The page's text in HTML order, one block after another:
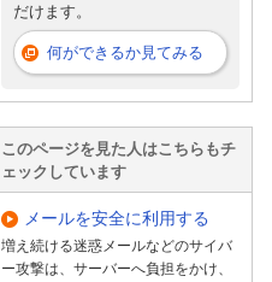
だけます。
何ができるか見てみる
このページを見た人はこちらもチ
ェックしています
メールを安全に利用する
増え続ける迷惑メールなどのサイバ
ー攻撃は、サーバーへ負担をかけ、